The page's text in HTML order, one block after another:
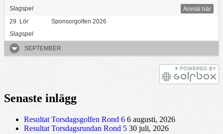
Anmäl här
Slagspel
29 Lör
Sponsorgolfen 2026
Slagspel
SEPTEMBER
Senaste inlägg
Resultat Torsdagsgolfen Rond 6 6 augusti, 2026
Resultat Torsdagsrundan Rond 5 30 juli, 2026